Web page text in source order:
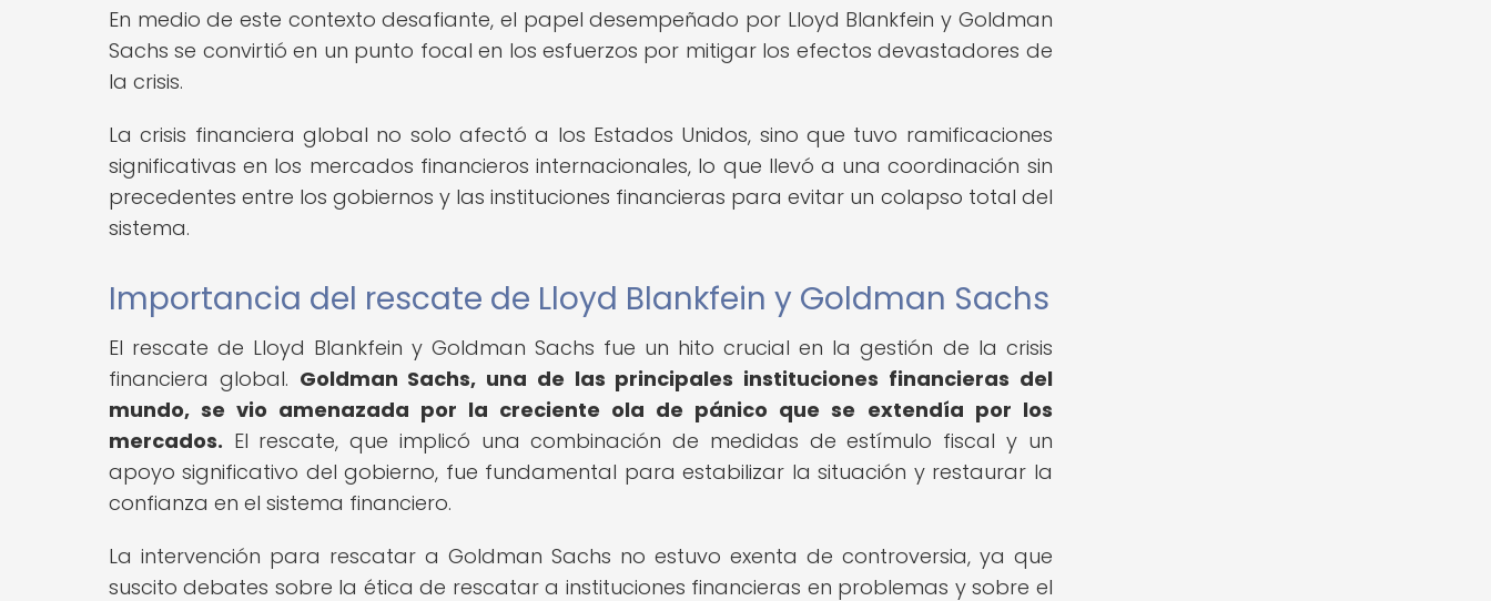
En medio de este contexto desafiante, el papel desempeñado por Lloyd Blankfein y Goldman
Sachs se convirtió en un punto focal en los esfuerzos por mitigar los efectos devastadores de
la crisis.
La crisis financiera global no solo afectó a los Estados Unidos, sino que tuvo ramificaciones
significativas en los mercados financieros internacionales, lo que llevó a una coordinación sin
precedentes entre los gobiernos y las instituciones financieras para evitar un colapso total del
sistema.
Importancia del rescate de Lloyd Blankfein y Goldman Sachs
El rescate de Lloyd Blankfein y Goldman Sachs fue un hito crucial en la gestión de la crisis
financiera global. Goldman Sachs, una de las principales instituciones financieras del
mundo, se vio amenazada por la creciente ola de pánico que se extendía por los
mercados. El rescate, que implicó una combinación de medidas de estímulo fiscal y un
apoyo significativo del gobierno, fue fundamental para estabilizar la situación y restaurar la
confianza en el sistema financiero.
La intervención para rescatar a Goldman Sachs no estuvo exenta de controversia, ya que
suscito debates sobre la ética de rescatar a instituciones financieras en problemas y sobre el